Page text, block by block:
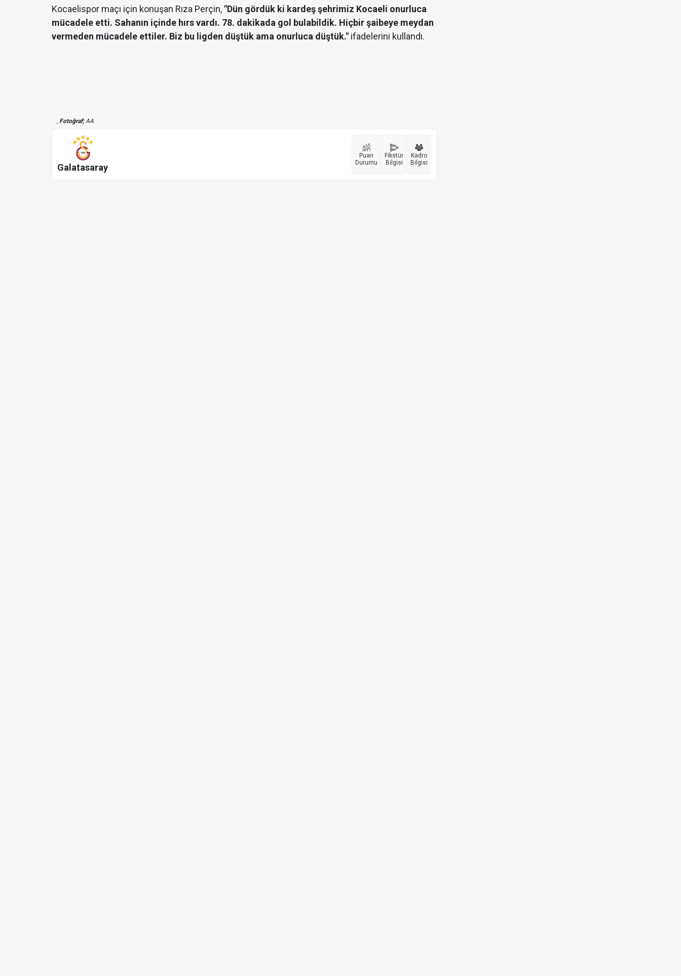
Kocaelispor maçı için konuşan Rıza Perçin, "Dün gördük ki kardeş şehrimiz Kocaeli onurluca
mücadele etti. Sahanın içinde hırs vardı. 78. dakikada gol bulabildik. Hiçbir şaibeye meydan
vermeden mücadele ettiler. Biz bu ligden düştük ama onurluca düştük." ifadelerini kullandı.
, Fotoğraf;AA
Galatasaray
Puan
Durumu
Fikstür
Bilgisi
Kadro
Bilgisi